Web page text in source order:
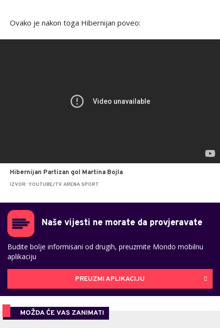
Ovako je nakon toga Hibernijan poveo:
Hibernijan Partizan gol Martina Bojla
IZVOR: YOUTUBE/TV ARENA SPORT
Naše vijesti ne morate da provjeravate
Budite bolje informisani od drugih, preuzmite Mondo mobilnu
aplikaciju
PREUZMI APLIKACIJU
MOŽDA ĆE VAS ZANIMATI